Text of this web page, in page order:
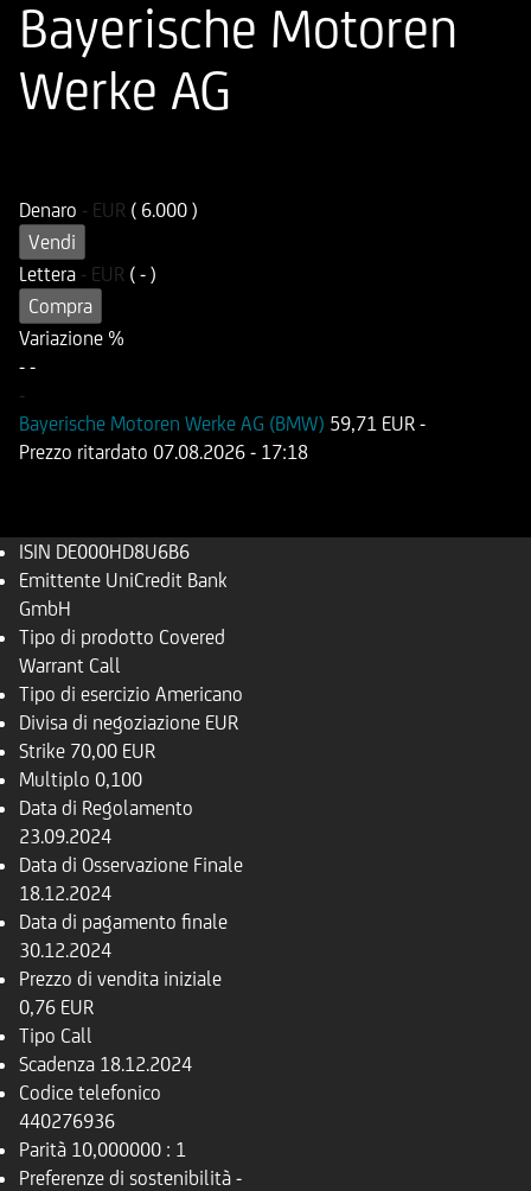
Bayerische Motoren
Werke AG
Denaro - EUR ( 6.000 )
Vendi
Lettera - EUR ( - )
Compra
Variazione %
- -
-
Bayerische Motoren Werke AG (BMW) 59,71 EUR -
Prezzo ritardato 07.08.2026 - 17:18
ISIN DE000HD8U6B6
Emittente UniCredit Bank
GmbH
Tipo di prodotto Covered
Warrant Call
Tipo di esercizio Americano
Divisa di negoziazione EUR
Strike 70,00 EUR
Multiplo 0,100
Data di Regolamento
23.09.2024
Data di Osservazione Finale
18.12.2024
Data di pagamento finale
30.12.2024
Prezzo di vendita iniziale
0,76 EUR
Tipo Call
Scadenza 18.12.2024
Codice telefonico
440276936
Parità 10,000000 : 1
Preferenze di sostenibilità -